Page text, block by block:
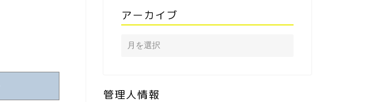
アーカイブ
管理人情報